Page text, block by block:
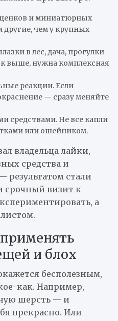
щенков и миниатюрных
другие, чем у крупных
в лес, дача, прогулки
выше, нужна комплексная
реакции. Если
— сразу меняйте
средствами. Не все капли
или ошейником.
владельца лайки,
средства и
результатом стали
срочный визит к
а
и блох
бесполезным,
как. Например,
шерсть — и
прекрасно. Или